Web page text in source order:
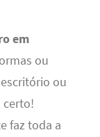
em
ou
ou
certo!
faz toda a